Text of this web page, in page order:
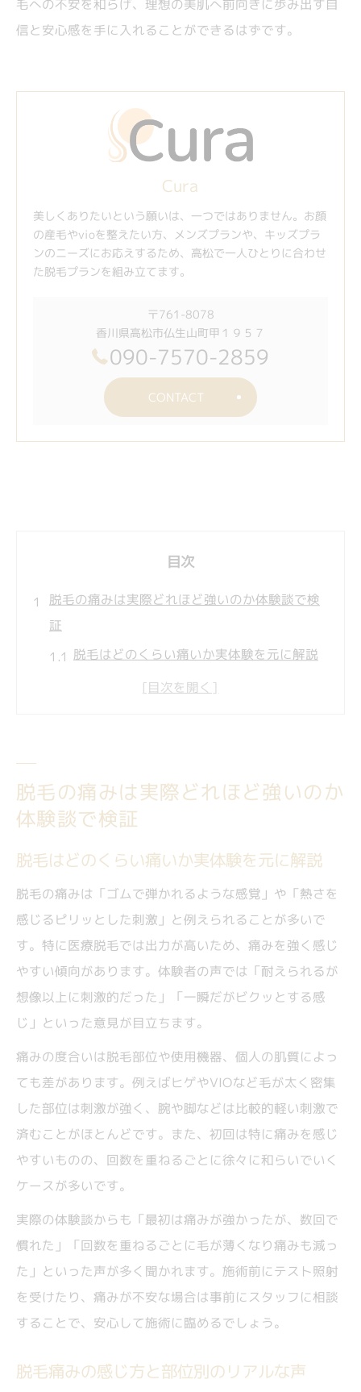
毛への不安を和らげ、理想の美肌へ前向きに歩み出す自
信と安心感を手に入れることができるはずです。
Cura
美しくありたいという願いは、一つではありません。お顔
の産毛やvioを整えたい方、メンズプランや、キッズプラ
ンのニーズにお応えするため、高松で一人ひとりに合わせ
た脱毛プランを組み立てます。
〒761-8078
香川県高松市仏生山町甲１９５７
090-7570-2859
CONTACT
目次
脱毛の痛みは実際どれほど強いのか体験談で検
証
脱毛はどのくらい痛いか実体験を元に解説
脱毛痛みの感じ方と部位別のリアルな声
部位ごとに違う脱毛の痛み例えでイメージしや
すく
脱毛痛みを部位別で例えと共に徹底比較
脱毛の痛みは輪ゴムに似ている？部位ごと
VIOや脇など敏感部位の脱毛痛みの印象と
は
脱毛痛みを例えで伝える体験者の口コミ紹
介
医療脱毛で痛みが強い部位はどこなのか解
説
初回と回数重ねた脱毛で痛みが変化する理由
脱毛の初回はなぜ痛みが強く感じやすいの
か
回数ごとに脱毛痛みが軽減する仕組みを解
説
毛量減少で変わる脱毛痛みの体感変化とは
初回と2回目以降で脱毛痛みの違いをまとめ
実際の脱毛回数別痛み変化の体験談を紹介
痛みに耐えられない時に役立つ脱毛対策法を紹
脱毛痛みに耐えられない場合の具体的対策
脱毛の痛みは実際どれほど強いのか
体験談で検証
脱毛はどのくらい痛いか実体験を元に解説
脱毛の痛みは「ゴムで弾かれるような感覚」や「熱さを
感じるピリッとした刺激」と例えられることが多いで
す。特に医療脱毛では出力が高いため、痛みを強く感じ
やすい傾向があります。体験者の声では「耐えられるが
想像以上に刺激的だった」「一瞬だがビクッとする感
じ」といった意見が目立ちます。
痛みの度合いは脱毛部位や使用機器、個人の肌質によっ
ても差があります。例えばヒゲやVIOなど毛が太く密集
した部位は刺激が強く、腕や脚などは比較的軽い刺激で
済むことがほとんどです。また、初回は特に痛みを感じ
やすいものの、回数を重ねるごとに徐々に和らいでいく
ケースが多いです。
実際の体験談からも「最初は痛みが強かったが、数回で
慣れた」「回数を重ねるごとに毛が薄くなり痛みも減っ
た」といった声が多く聞かれます。施術前にテスト照射
を受けたり、痛みが不安な場合は事前にスタッフに相談
することで、安心して施術に臨めるでしょう。
脱毛痛みの感じ方と部位別のリアルな声